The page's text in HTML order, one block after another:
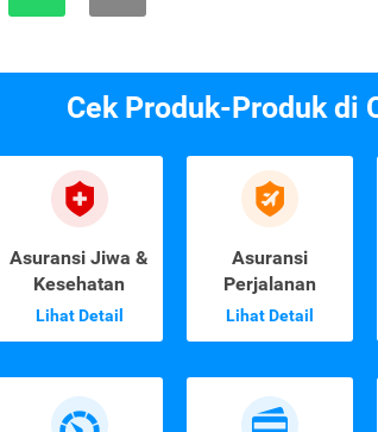
Cek Produk-Produk di
Asuransi Jiwa &
Kesehatan
Lihat Detail
Asuransi
Perjalanan
Lihat Detail